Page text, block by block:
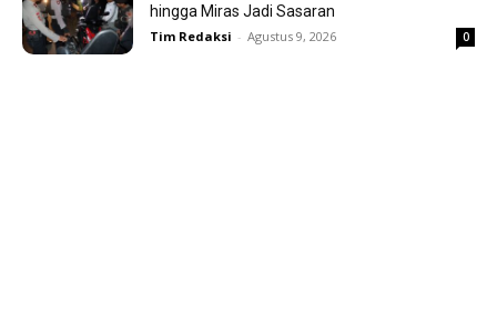
hingga Miras Jadi Sasaran
Tim Redaksi - Agustus 9, 2026 0